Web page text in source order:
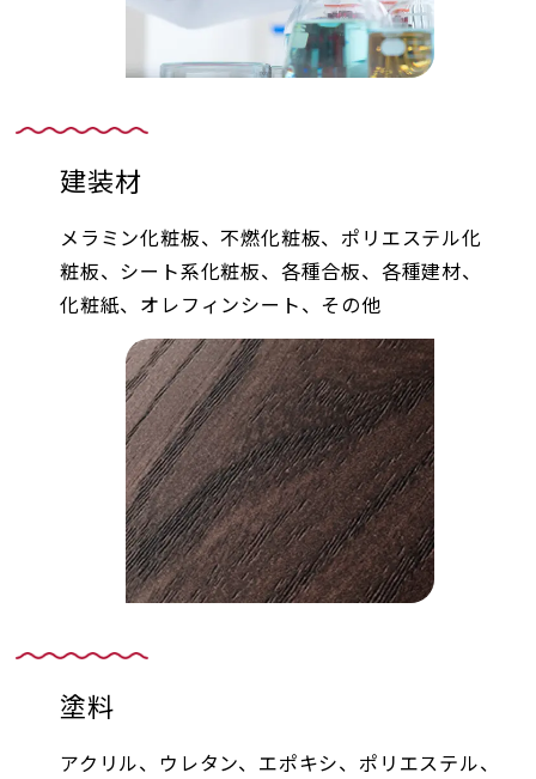
建装材
メラミン化粧板、不燃化粧板、ポリエステル化
粧板、シート系化粧板、各種合板、各種建材、
化粧紙、オレフィンシート、その他
塗料
アクリル、ウレタン、エポキシ、ポリエステル、